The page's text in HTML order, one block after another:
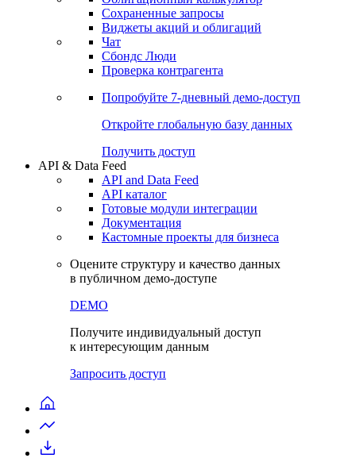
Сохраненные запросы
Виджеты акций и облигаций
Чат
Сбондс Люди
Проверка контрагента
Попробуйте 7-дневный демо-доступ
Откройте глобальную базу данных
Получить доступ
API & Data Feed
API and Data Feed
API каталог
Готовые модули интеграции
Документация
Кастомные проекты для бизнеса
Оцените структуру и качество данных
в публичном демо-доступе
DEMO
Получите индивидуальный доступ
к интересующим данным
Запросить доступ